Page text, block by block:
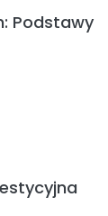
Podstawy